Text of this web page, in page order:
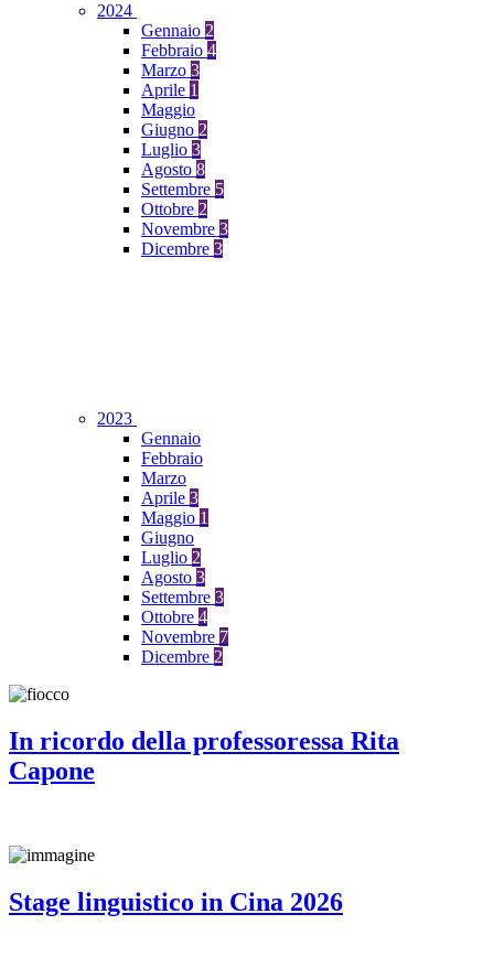
2024
Gennaio 2
Febbraio 4
Marzo 3
Aprile 1
Maggio
Giugno 2
Luglio 3
Agosto 8
Settembre 5
Ottobre 2
Novembre 3
Dicembre 3
2023
Gennaio
Febbraio
Marzo
Aprile 3
Maggio 1
Giugno
Luglio 2
Agosto 3
Settembre 3
Ottobre 4
Novembre 7
Dicembre 2
In ricordo della professoressa Rita
Capone
Stage linguistico in Cina 2026